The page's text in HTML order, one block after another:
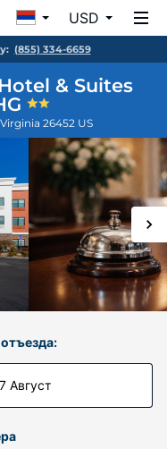
USD
(855) 334-6659
& Suites
26452 US
Август